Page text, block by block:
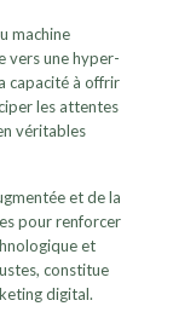
machine
vers une hyper-
capacité à offrir
les attentes
véritables
et de la
pour renforcer
et
constitue
digital.